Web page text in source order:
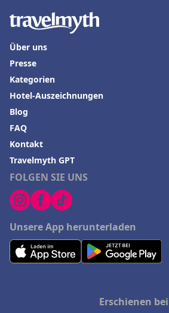
FOLGEN SIE UNS
Unsere App herunterladen
Über uns
Presse
Kategorien
Hotel-Auszeichnungen
Blog
FAQ
Kontakt
Travelmyth GPT
Erschienen bei